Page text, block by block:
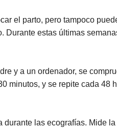
el parto, pero tampoco
estas últimas
y a un ordenador, se
minutos, y se repite cada 48
las ecografías. Mide